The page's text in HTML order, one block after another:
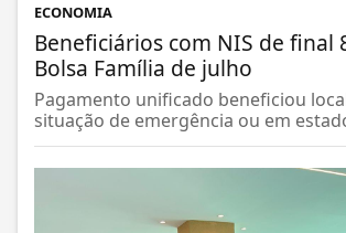
ECONOMIA
Beneficiários com NIS de final
Bolsa Família de julho
Pagamento unificado beneficiou
situação de emergência ou em